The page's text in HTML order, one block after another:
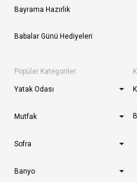
Bayrama Hazırlık
Babalar Günü Hediyeleri
Popüler Kategoriler
Yatak Odası
Mutfak
Sofra
Banyo